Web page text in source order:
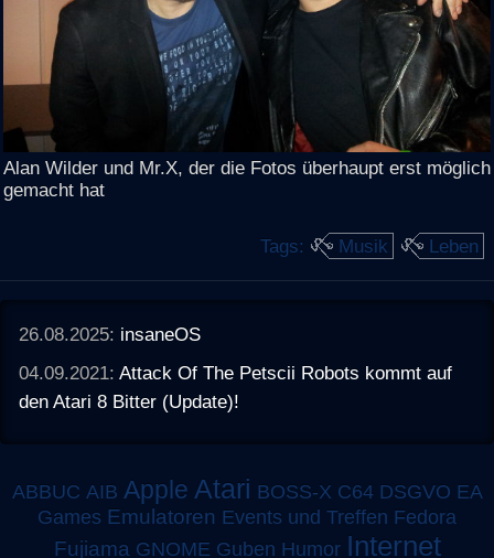
Alan Wilder und Mr.X, der die Fotos überhaupt erst möglich
gemacht hat
Tags: Musik Leben
26.08.2025: insaneOS
04.09.2021:Attack Of The Petscii Robots kommt auf
den Atari 8 Bitter (Update)!
ABBUC AIB Apple Atari BOSS-X C64 DSGVO EA
Games Emulatoren Events und Treffen Fedora
Fujiama GNOME Guben Humor Internet